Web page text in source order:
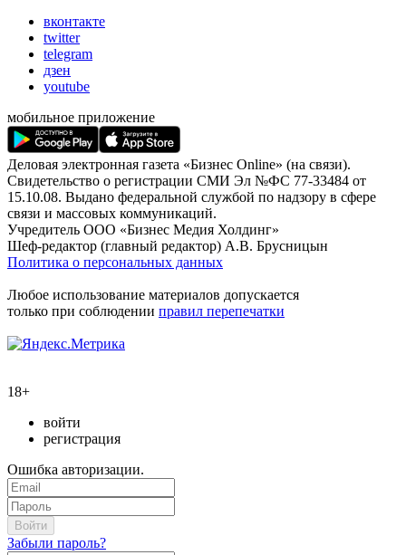
вконтакте
twitter
telegram
дзен
youtube
мобильное приложение
Деловая электронная газета «Бизнес Online» (на связи).
Свидетельство о регистрации СМИ Эл №ФС 77-33484 от
15.10.08. Выдано федеральной службой по надзору в сфере
связи и массовых коммуникаций.
Учредитель ООО «Бизнес Медия Холдинг»
Шеф-редактор (главный редактор) А.В. Брусницын
Политика о персональных данных
Любое использование материалов допускается
только при соблюдении правил перепечатки
18+
войти
регистрация
Ошибка авторизации.
Войти
Забыли пароль?